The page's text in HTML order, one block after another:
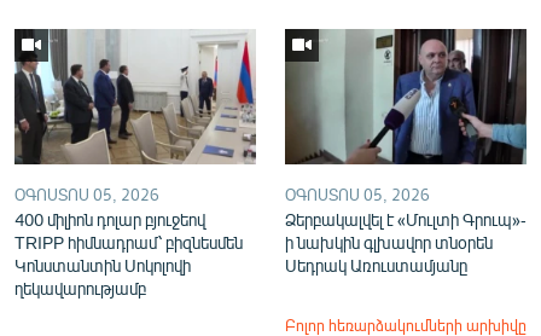
ՕԳՈՍՏՈՍ 05, 2026
400 միլիոն դոլար բյուջեով
TRIPP հիմնադրամ՝ բիզնեսմեն
Կոնստանտին Սոկոլովի
ղեկավարությամբ
ՕԳՈՍՏՈՍ 05, 2026
Ձերբակալվել է «Մուլտի Գրուպ»-
ի նախկին գլխավոր տնօրեն
Սեդրակ Առուստամյանը
Բոլոր հեռարձակումների արխիվը